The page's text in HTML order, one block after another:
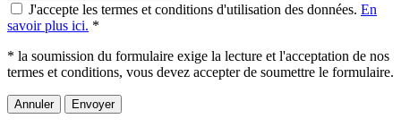
J'accepte les termes et conditions d'utilisation des données. En
savoir plus ici. *
* la soumission du formulaire exige la lecture et l'acceptation de nos
termes et conditions, vous devez accepter de soumettre le formulaire.
Annuler